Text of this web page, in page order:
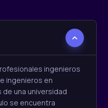
ingenieros
ingenieros en
una universidad
se encuentra